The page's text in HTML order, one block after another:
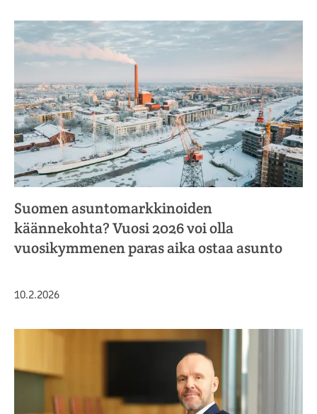
Suomen asuntomarkkinoiden
käännekohta? Vuosi 2026 voi olla
vuosikymmenen paras aika ostaa asunto
Julkaistu
10.2.2026